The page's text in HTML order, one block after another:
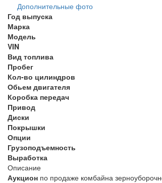
Дополнительные фото
Год выпуска
Марка
Модель
VIN
Вид топлива
Пробег
Кол-во цилиндров
Обьем двигателя
Коробка передач
Привод
Диски
Покрышки
Опции
Грузоподъемность
Выработка
Описание
Аукцион по продаже комбайна